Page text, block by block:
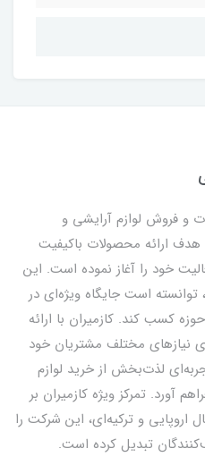
و فروش لوازم آرایشی و
اورجینال، از سال 1394 با هدف ارائه محصولات باکیفیت
خود را آغاز نموده است. این
است جایگاه ویژه‌ای در
کسب کند. کازمیران با ارائه
نیازهای مختلف مشتریان خود
لذت‌بخش از خرید لوازم
آورد. تمرکز ویژه کازمیران بر
اروپایی و ترکیه‌ای، این شرکت را
تبدیل کرده است.